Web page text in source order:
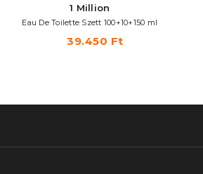
1 Million
Eau De Toilette Szett 100+10+150 ml
39.450 Ft